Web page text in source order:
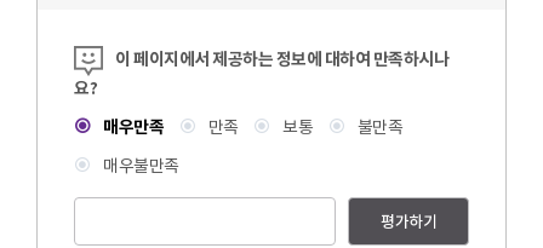
콘텐츠 만족도 조사
이 페이지에서 제공하는 정보에 대하여 만족하시나
요?
매우만족
만족 보통
불만족
매우불만족
평가하기